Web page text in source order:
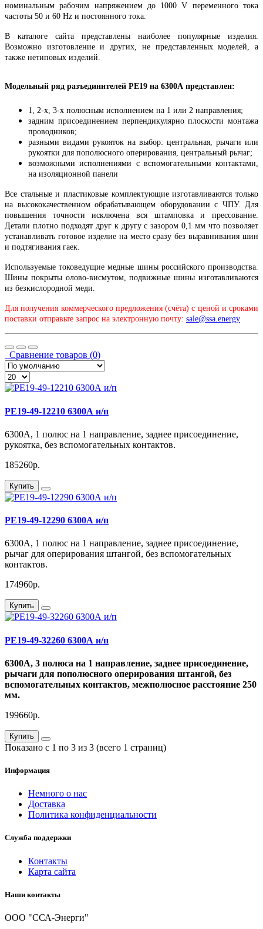
номинальным рабочим напряжением до 1000 V переменного тока
частоты 50 и 60 Hz и постоянного тока.
В каталоге сайта представлены наиболее популярные изделия.
Возможно изготовление и других, не представленных моделей, а
также нетиповых изделий.
Модельный ряд разъединителей РЕ19 на 6300А представлен:
1, 2-х, 3-х полюсным исполнением на 1 или 2 направления;
задним присоединением перпендикулярно плоскости монтажа
проводников;
разными видами рукояток на выбор: центральная, рычаги или
рукоятки для пополюсного оперирования, центральный рычаг;
возможными исполнениями с вспомогательными контактами,
на изоляционной панели
Все стальные и пластиковые комплектующие изготавливаются только
на высококачественном обрабатывающем оборудовании с ЧПУ. Для
повышения точности исключена вся штамповка и прессование.
Детали плотно подходят друг к другу с зазором 0,1 мм что позволяет
устанавливать готовое изделие на место сразу без выравнивания шин
и подтягивания гаек.
Используемые токоведущие медные шины российского производства.
Шины покрыты олово-висмутом, подвижные шины изготавливаются
из безкислородной меди.
Для получения коммерческого предложения (счёта) с ценой и сроками
поставки отправьте запрос на электронную почту: sale@ssa.energy
Сравнение товаров (0)
РЕ19-49-12210 6300А и/п
6300А, 1 полюс на 1 направление, заднее присоединение,
рукоятка, без вспомогательных контактов.
185260р.
Купить
РЕ19-49-12290 6300А и/п
6300А, 1 полюс на 1 направление, заднее присоединение,
рычаг для оперирования штангой, без вспомогательных
контактов.
174960р.
Купить
РЕ19-49-32260 6300А и/п
6300А, 3 полюса на 1 направление, заднее присоединение,
рычаги для пополюсного оперирования штангой, без
вспомогательных контактов, межполюсное расстояние 250
мм.
199660р.
Купить
Показано с 1 по 3 из 3 (всего 1 страниц)
Информация
Немного о нас
Доставка
Политика конфиденциальности
Служба поддержки
Контакты
Карта сайта
Наши контакты
ООО "ССА-Энерги"